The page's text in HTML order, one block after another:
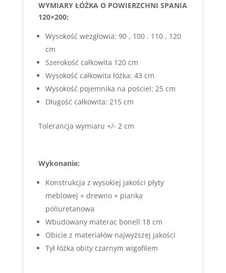
WYMIARY ŁÓŻKA O POWIERZCHNI SPANIA
120×200:
Wysokość wezgłowia: 90 , 100 . 110 , 120
cm
Szerokość całkowita 120 cm
Wysokość całkowita łóżka: 43 cm
Wysokość pojemnika na pościel: 25 cm
Długość całkowita: 215 cm
Tolerancja wymiaru +/- 2 cm
Wykonanie:
Konstrukcja z wysokiej jakości płyty
meblowej + drewno + pianka
poliuretanowa
Wbudowany materac bonell 18 cm
Obicie z materiałów najwyższej jakości
Tył łóżka obity czarnym wigofilem